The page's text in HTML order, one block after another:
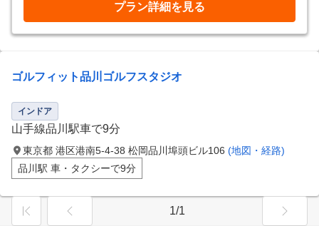
プラン詳細を見る
ゴルフィット品川ゴルフスタジオ
インドア
山手線品川駅車で9分
東京都 港区港南5-4-38 松岡品川埠頭ビル106 (地図・経路)
品川駅 車・タクシーで9分
1/1